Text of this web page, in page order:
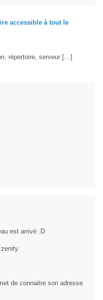
accessible à tout le
répertoire, serveur […]
est arrivé :D
de connaitre son adresse